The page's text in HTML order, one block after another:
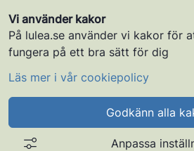
Vi använder kakor
På lulea.se använder vi kakor för
fungera på ett bra sätt för dig
Läs mer i vår cookiepolicy
Godkänn alla
Anpassa